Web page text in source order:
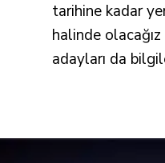
tarihine kadar
halinde
adayları da